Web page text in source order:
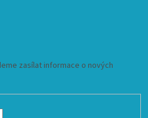
zasílat informace o nových